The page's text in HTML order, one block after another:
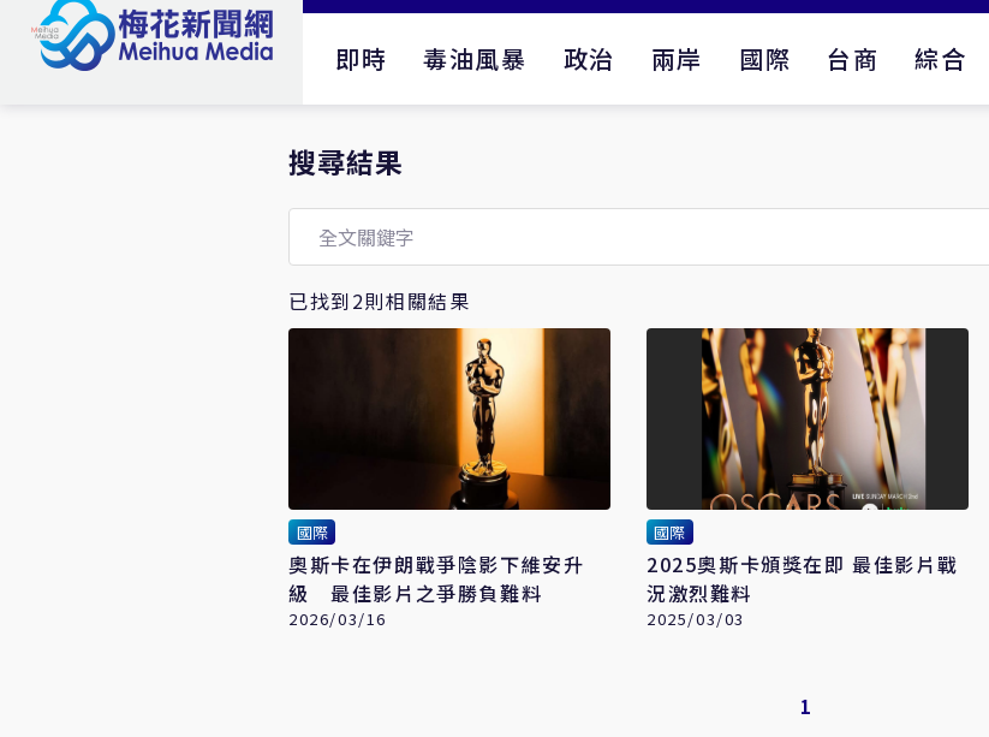
即時 毒油風暴 政治 兩岸 國際 台商 綜合
搜尋結果
已找到2則相關結果
國際
奧斯卡在伊朗戰爭陰影下維安升
級 最佳影片之爭勝負難料
2026/03/16
國際
2025奧斯卡頒獎在即 最佳影片戰
況激烈難料
2025/03/03
1